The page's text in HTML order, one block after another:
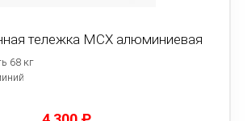
тележка MCX алюминиевая
68 кг